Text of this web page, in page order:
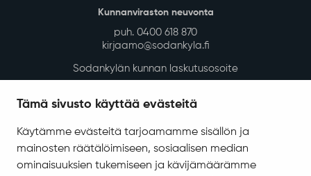
Tämä sivusto käyttää evästeitä
Käytämme evästeitä tarjoamamme sisällön ja
mainosten räätälöimiseen, sosiaalisen median
ominaisuuksien tukemiseen ja kävijämäärämme
Kunnanviraston neuvonta
puh. 0400 618 870
kirjaamo@sodankyla.fi
Sodankylän kunnan laskutusosoite
Asiakirjajulkisuuskuvaus
Evästeiden hallinta